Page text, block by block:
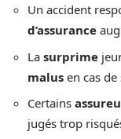
Un accident
d’assurance
La surprime
malus en cas
Certains
jugés trop